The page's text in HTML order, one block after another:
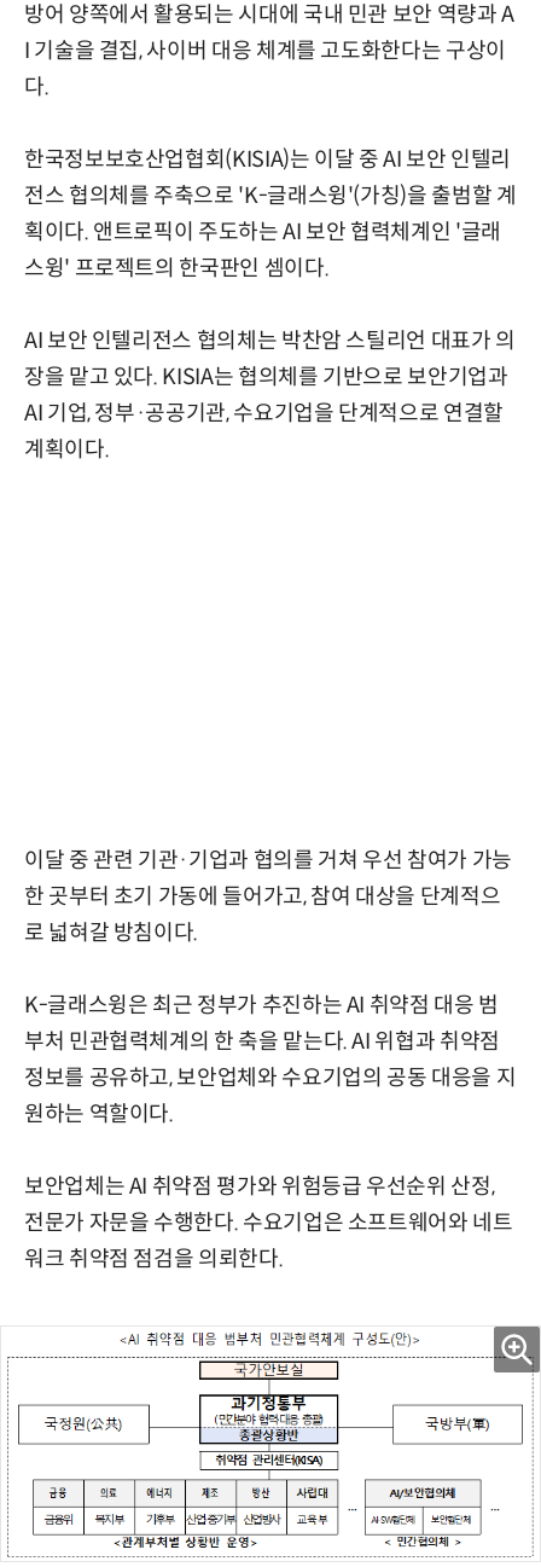
방어 양쪽에서 활용되는 시대에 국내 민관 보안 역량과 A
I 기술을 결집, 사이버 대응 체계를 고도화한다는 구상이
다.
한국정보보호산업협회(KISIA)는 이달 중 AI 보안 인텔리
전스 협의체를 주축으로 'K-글래스윙'(가칭)을 출범할 계
획이다. 앤트로픽이 주도하는 AI 보안 협력체계인 '글래
스윙' 프로젝트의 한국판인 셈이다.
AI 보안 인텔리전스 협의체는 박찬암 스틸리언 대표가 의
장을 맡고 있다. KISIA는 협의체를 기반으로 보안기업과
AI 기업, 정부·공공기관, 수요기업을 단계적으로 연결할
계획이다.
이달 중 관련 기관·기업과 협의를 거쳐 우선 참여가 가능
한 곳부터 초기 가동에 들어가고, 참여 대상을 단계적으
로 넓혀갈 방침이다.
K-글래스윙은 최근 정부가 추진하는 AI 취약점 대응 범
부처 민관협력체계의 한 축을 맡는다. AI 위협과 취약점
정보를 공유하고, 보안업체와 수요기업의 공동 대응을 지
원하는 역할이다.
보안업체는 AI 취약점 평가와 위험등급 우선순위 산정,
전문가 자문을 수행한다. 수요기업은 소프트웨어와 네트
워크 취약점 점검을 의뢰한다.